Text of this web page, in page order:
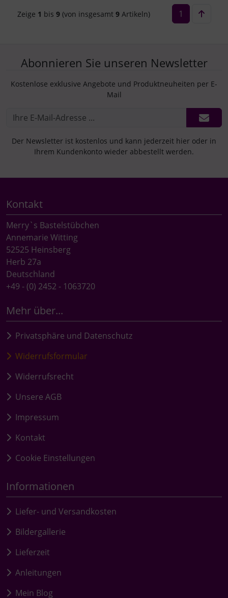
Zeige 1 bis 9(von insgesamt 9Artikeln) 1
Abonnieren Sie unseren Newsletter
Kostenlose exklusive Angebote und Produktneuheiten per E-
Mail
Der Newsletter ist kostenlos und kann jederzeit hier oder in
Ihrem Kundenkonto wieder abbestellt werden.
Kontakt
Merry`s Bastelstübchen
Annemarie Witting
52525 Heinsberg
Herb 27a
Deutschland
+49 - (0) 2452 - 1063720
Mehr über...
Privatsphäre und Datenschutz
Widerrufsformular
Widerrufsrecht
Unsere AGB
Impressum
Kontakt
Cookie Einstellungen
Informationen
Liefer- und Versandkosten
Bildergallerie
Lieferzeit
Anleitungen
Mein Blog